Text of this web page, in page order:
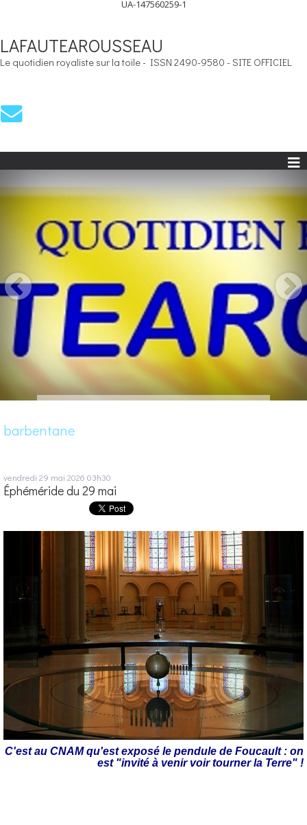
UA-147560259-1
LAFAUTEAROUSSEAU
Le quotidien royaliste sur la toile - ISSN 2490-9580 - SITE OFFICIEL
barbentane
vendredi 29 mai 2026 03h30
Éphéméride du 29 mai
C'est au CNAM qu'est exposé le pendule de Foucault : on
est "invité à venir voir tourner la Terre" !